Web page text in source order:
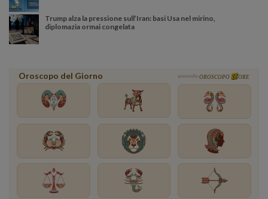
Trump alza la pressione sull’Iran: basi Usa nel mirino,
diplomazia ormai congelata
Oroscopo del Giorno powered by OROSCOPO ORE